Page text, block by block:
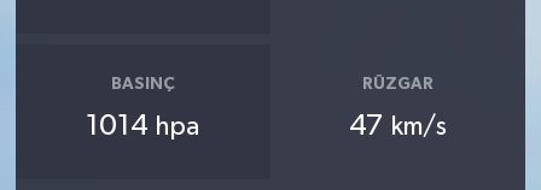
BASINÇ
1014 hpa
RÜZGAR
47 km/s